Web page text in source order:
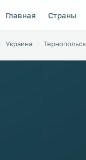
Главная Страны
Украина